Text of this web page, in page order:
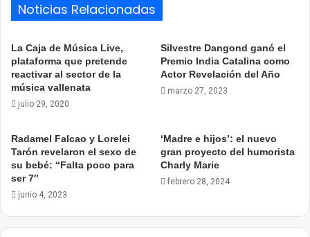
Noticias Relacionadas
La Caja de Música Live,
plataforma que pretende
reactivar al sector de la
música vallenata
julio 29, 2020
Silvestre Dangond ganó el
Premio India Catalina como
Actor Revelación del Año
marzo 27, 2023
Radamel Falcao y Lorelei
Tarón revelaron el sexo de
su bebé: “Falta poco para
ser 7″
junio 4, 2023
‘Madre e hijos’: el nuevo
gran proyecto del humorista
Charly Marie
febrero 28, 2024